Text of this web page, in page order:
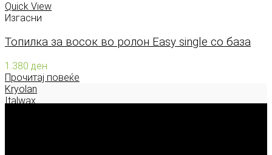
Quick View
Изгасни
Топилка за восок во ролон Easy single со база
1.380 ден
Прочитај повеќе
Kryolan
Italwax